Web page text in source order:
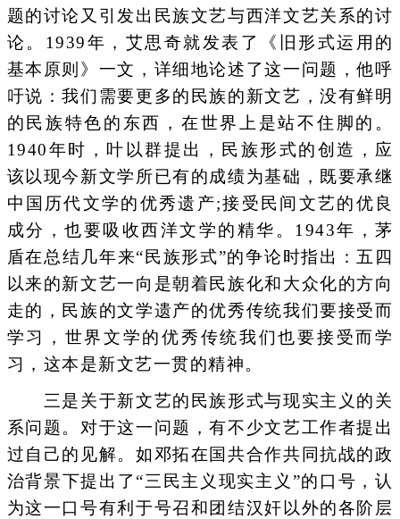
题的讨论又引发出民族文艺与西洋文艺关系的讨
论。1939年，艾思奇就发表了《旧形式运用的
基本原则》一文，详细地论述了这一问题，他呼
吁说：我们需要更多的民族的新文艺，没有鲜明
的民族特色的东西，在世界上是站不住脚的。
1940年时，叶以群提出，民族形式的创造，应
该以现今新文学所已有的成绩为基础，既要承继
中国历代文学的优秀遗产;接受民间文艺的优良
成分，也要吸收西洋文学的精华。1943年，茅
盾在总结几年来“民族形式”的争论时指出：五四
以来的新文艺一向是朝着民族化和大众化的方向
走的，民族的文学遗产的优秀传统我们要接受而
学习，世界文学的优秀传统我们也要接受而学
习，这本是新文艺一贯的精神。
三是关于新文艺的民族形式与现实主义的关
系问题。对于这一问题，有不少文艺工作者提出
过自己的见解。如邓拓在国共合作共同抗战的政
治背景下提出了“三民主义现实主义”的口号，认
为这一口号有利于号召和团结汉奸以外的各阶层